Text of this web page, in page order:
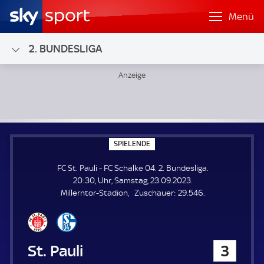
Menü
2. BUNDESLIGA
SPIELENDE
P
E
L
E
N
FC St. Pauli - FC Schalke 04. 2. Bundesliga.
20:30, Uhr, Samstag, 23.09.2023.
Millerntor-Stadion
Zuschauer: Z
29.546.
FC St. Pauli 3